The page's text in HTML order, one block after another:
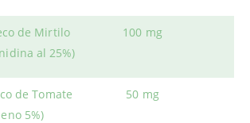
de Mirtilo
al 25%)
100 mg
de Tomate
5%)
50 mg